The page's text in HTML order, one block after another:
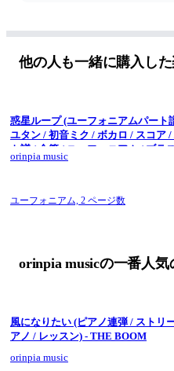
他の人も一緒に購入し
惑星ループ (ユーフォニアムパート
ユタン / 初音ミク / ボカロ / スコア /
ト譜 / 金管 / ユーフォニアム / ブラ
Eve / 吹奏楽 / 少人数 / 楽しい) - ナユ
orinpia music
ユーフォニアム, 2 ページ数
orinpia musicの一番人気
風になりたい (ピアノ連弾 / ストリ
アノ / レッスン) - THE BOOM
orinpia music